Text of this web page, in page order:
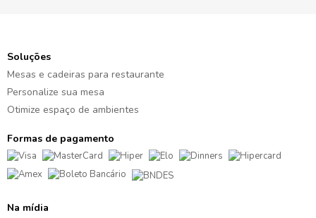
Soluções
Mesas e cadeiras para restaurante
Personalize sua mesa
Otimize espaço de ambientes
Formas de pagamento
Na mídia